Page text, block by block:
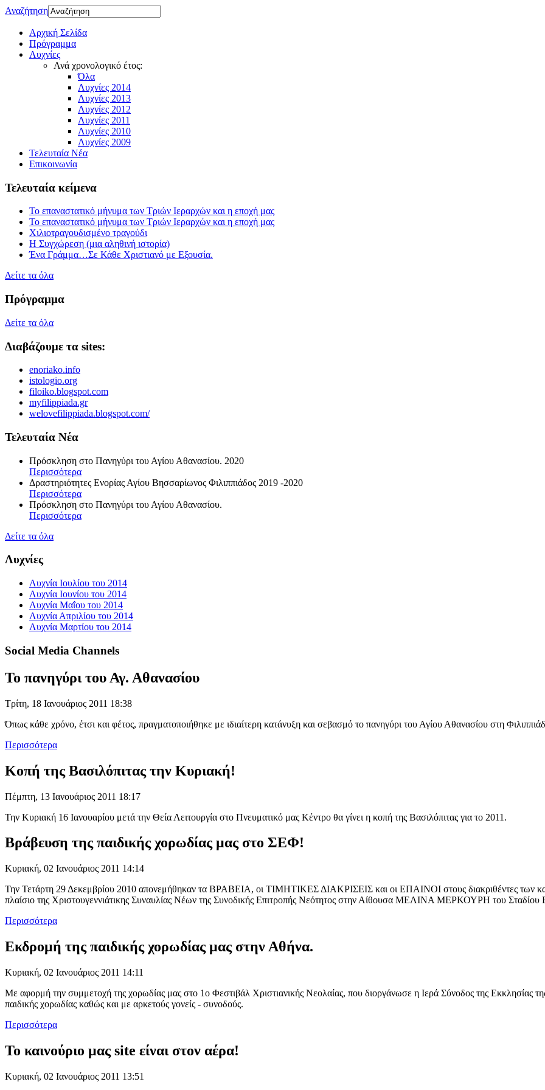
Αναζήτηση
Αρχική Σελίδα
Πρόγραμμα
Λυχνίες
Ανά χρονολογικό έτος:
Όλα
Λυχνίες 2014
Λυχνίες 2013
Λυχνίες 2012
Λυχνίες 2011
Λυχνίες 2010
Λυχνίες 2009
Τελευταία Νέα
Επικοινωνία
Τελευταία κείμενα
Το επαναστατικό μήνυμα των Τριών Ιεραρχών και η εποχή μας
Το επαναστατικό μήνυμα των Τριών Ιεραρχών και η εποχή μας
Χιλιοτραγουδισμένο τραγούδι
Η Συγχώρεση (μια αληθινή ιστορία)
Ένα Γράμμα…Σε Κάθε Χριστιανό με Εξουσία.
Δείτε τα όλα
Πρόγραμμα
Δείτε τα όλα
Διαβάζουμε τα sites:
enoriako.info
istologio.org
filoiko.blogspot.com
myfilippiada.gr
welovefilippiada.blogspot.com/
Τελευταία Νέα
Πρόσκληση στο Πανηγύρι του Αγίου Αθανασίου. 2020
Περισσότερα
Δραστηριότητες Ενορίας Αγίου Βησσαρίωνος Φιλιππιάδος 2019 -2020
Περισσότερα
Πρόσκληση στο Πανηγύρι του Αγίου Αθανασίου.
Περισσότερα
Δείτε τα όλα
Λυχνίες
Λυχνία Ιουλίου του 2014
Λυχνία Ιουνίου του 2014
Λυχνία Μαΐου του 2014
Λυχνία Απριλίου του 2014
Λυχνία Μαρτίου του 2014
Social Media Channels
Το πανηγύρι του Αγ. Αθανασίου
Τρίτη, 18 Ιανουάριος 2011 18:38
Όπως κάθε χρόνο, έτσι και φέτος, πραγματοποιήθηκε με ιδιαίτερη κατάνυξη και σεβασμό το πανηγύρι του Αγίου Αθανασίου στη
Περισσότερα
Κοπή της Βασιλόπιτας την Κυριακή!
Πέμπτη, 13 Ιανουάριος 2011 18:17
Την Κυριακή 16 Ιανουαρίου μετά την Θεία Λειτουργία στο Πνευματικό μας Κέντρο θα γίνει η κοπή της Βασιλόπιτας για το 2011.
Βράβευση της παιδικής χορωδίας μας στο ΣΕΦ!
Κυριακή, 02 Ιανουάριος 2011 14:14
Την Τετάρτη 29 Δεκεμβρίου 2010 απονεμήθηκαν τα ΒΡΑΒΕΙΑ, οι ΤΙΜΗΤΙΚΕΣ ΔΙΑΚΡΙΣΕΙΣ και οι ΕΠΑΙΝΟΙ στους διακριθέντες
πλαίσιο της Χριστουγεννιάτικης Συναυλίας Νέων της Συνοδικής Επιτροπής Νεότητος στην Αίθουσα ΜΕΛΙΝΑ ΜΕΡΚΟΥΡΗ του Σταδίου
Περισσότερα
Εκδρομή της παιδικής χορωδίας μας στην Αθήνα.
Κυριακή, 02 Ιανουάριος 2011 14:11
Με αφορμή την συμμετοχή της χορωδίας μας στο 1ο Φεστιβάλ Χριστιανικής Νεολαίας, που διοργάνωσε η Ιερά Σύνοδος της Εκκλησίας
παιδικής χορωδίας καθώς και με αρκετούς γονείς - συνοδούς.
Περισσότερα
Το καινούριο μας site είναι στον αέρα!
Κυριακή, 02 Ιανουάριος 2011 13:51